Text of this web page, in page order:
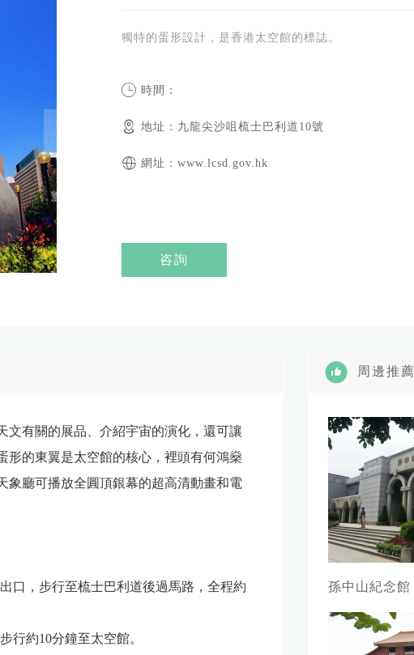
獨特的蛋形設計，是香港太空館的標誌。
時間：
地址：九龍尖沙咀梳士巴利道10號
網址：www.lcsd.gov.hk
咨詢
文有關的展品、介紹宇宙的演化，還可讓
形的東翼是太空館的核心，裡頭有何鴻燊
象廳可播放全圓頂銀幕的超高清動畫和電
口，步行至梳士巴利道後過馬路，全程約
行約10分鐘至太空館。
周邊推薦
孫中山紀念館